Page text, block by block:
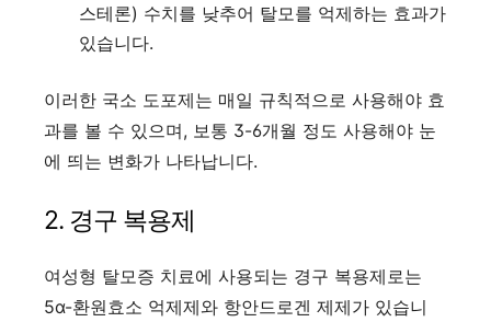
스테론) 수치를 낮추어 탈모를 억제하는 효과가
있습니다.
이러한 국소 도포제는 매일 규칙적으로 사용해야 효
과를 볼 수 있으며, 보통 3-6개월 정도 사용해야 눈
에 띄는 변화가 나타납니다.
2. 경구 복용제
여성형 탈모증 치료에 사용되는 경구 복용제로는
5α-환원효소 억제제와 항안드로겐 제제가 있습니